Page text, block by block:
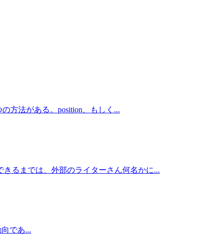
方法がある。position、もしく...
るまでは、外部のライターさん何名かに...
であ...